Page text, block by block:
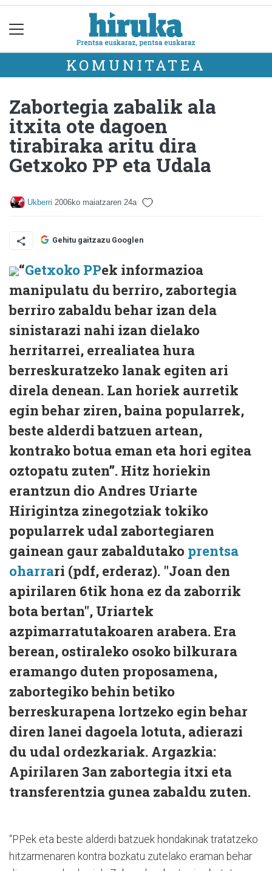
KOMUNITATEA
Zabortegia zabalik ala
itxita ote dagoen
tirabiraka aritu dira
Getxoko PP eta Udala
Ukberri 2006ko maiatzaren 24a
Gehitu gaitzazu Googlen
“Getxoko PPek informazioa
manipulatu du berriro, zabortegia
berriro zabaldu behar izan dela
sinistarazi nahi izan dielako
herritarrei, errealiatea hura
berreskuratzeko lanak egiten ari
direla denean. Lan horiek aurretik
egin behar ziren, baina popularrek,
beste alderdi batzuen artean,
kontrako botua eman eta hori egitea
oztopatu zuten”. Hitz horiekin
erantzun dio Andres Uriarte
Hirigintza zinegotziak tokiko
popularrek udal zabortegiaren
gainean gaur zabaldutako prentsa
oharrari (pdf, erderaz). "Joan den
apirilaren 6tik hona ez da zaborrik
bota bertan", Uriartek
azpimarratutakoaren arabera. Era
berean, ostiraleko osoko bilkurara
eramango duten proposamena,
zabortegiko behin betiko
berreskurapena lortzeko egin behar
diren lanei dagoela lotuta, adierazi
du udal ordezkariak. Argazkia:
Apirilaren 3an zabortegia itxi eta
transferentzia gunea zabaldu zuten.
“PPek eta beste alderdi batzuek hondakinak tratatzeko
hitzarmenaren kontra bozkatu zutelako eraman behar